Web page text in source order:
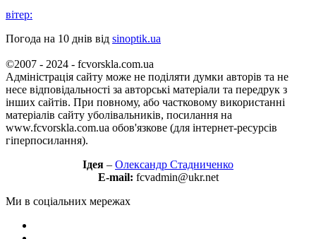
вітер:
Погода на 10 днів від sinoptik.ua
©2007 - 2024 - fcvorskla.com.ua
Адміністрація сайту може не поділяти думки авторів та не
несе відповідальності за авторські матеріали та передрук з
інших сайтів. При повному, або частковому використанні
матеріалів сайту уболівальників, посилання на
www.fcvorskla.com.ua обов'язкове (для інтернет-ресурсів
гіперпосилання).
Ідея – Олександр Стадниченко
E-mail: fcvadmin@ukr.net
Ми в соціальних мережах